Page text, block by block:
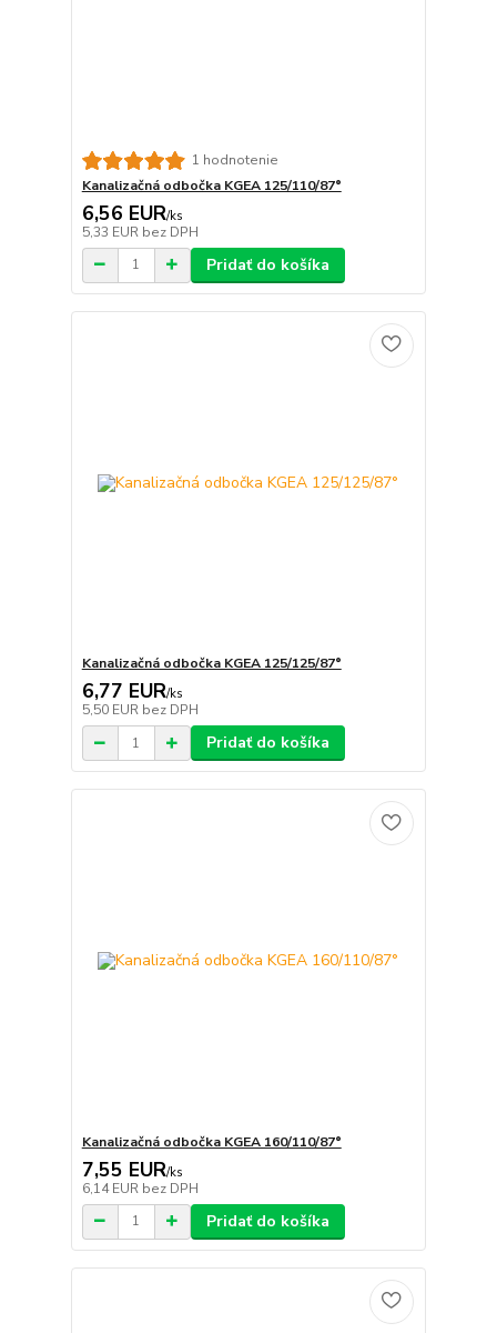
1 hodnotenie
Kanalizačná odbočka KGEA 125/110/87°
6,56 EUR/ks
5,33 EUR bez DPH
Pridať do košíka
Kanalizačná odbočka KGEA 125/125/87°
6,77 EUR/ks
5,50 EUR bez DPH
Pridať do košíka
Kanalizačná odbočka KGEA 160/110/87°
7,55 EUR/ks
6,14 EUR bez DPH
Pridať do košíka